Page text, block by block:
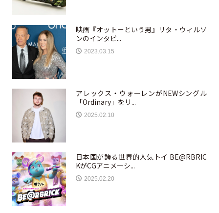
映画『オットーという男』リタ・ウィルソ
ンのインタビ...
2023.03.15
アレックス・ウォーレンがNEWシングル
「Ordinary」をリ...
2025.02.10
日本国が誇る世界的人気トイ BE@RBRIC
KがCGアニメーシ...
2025.02.20